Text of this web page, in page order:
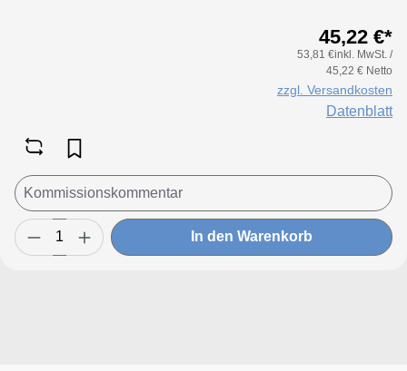
45,22 €*
53,81 €inkl. MwSt. /
45,22 € Netto
zzgl. Versandkosten
Datenblatt
In den Warenkorb